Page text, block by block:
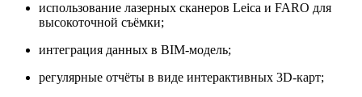
использование лазерных сканеров Leica и FARO для
высокоточной съёмки;
интеграция данных в BIM-модель;
регулярные отчёты в виде интерактивных 3D-карт;